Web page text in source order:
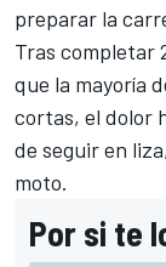
preparar la
Tras completar
que la mayoría
cortas, el dolor
de seguir en
moto.
Por si te